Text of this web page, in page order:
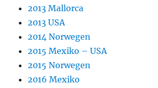
2013 Mallorca
2013 USA
2014 Norwegen
2015 Mexiko – USA
2015 Norwegen
2016 Mexiko